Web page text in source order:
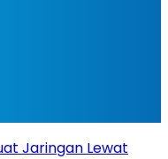
Jaringan Lewat